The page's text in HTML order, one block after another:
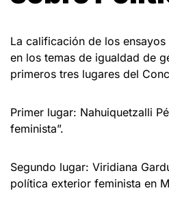
La calificación de los
en los temas de igualdad de
primeros tres lugares del
Primer lugar: Nahuiquetzalli
feminista”.
Segundo lugar: Viridiana
política exterior feminista en